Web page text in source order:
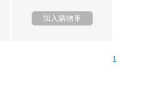
加入購物車
1